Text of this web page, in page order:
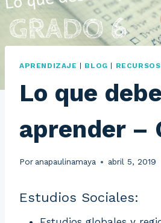
APRENDIZAJE | BLOG | RECURSOS
Lo que
aprender –
Por anapaulinamaya abril 5, 2019
Estudios Sociales: